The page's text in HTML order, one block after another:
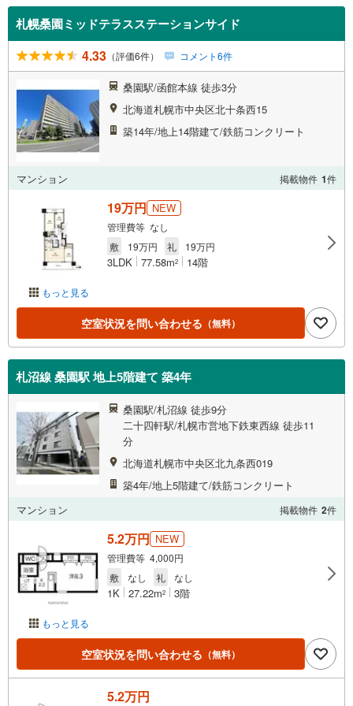
札幌桑園ミッドテラスステーションサイド
4.33 （評価6件） コメント6件
桑園駅/函館本線 徒歩3分
北海道札幌市中央区北十条西15
築14年/地上14階建て/鉄筋コンクリート
マンション 掲載物件 1件
もっと見る
19万円 NEW
管理費等 なし
敷
19万円 礼 19万円
3LDK 77.58m2 14階
空室状況を問い合わせる （無料）
札沼線 桑園駅 地上5階建て 築4年
桑園駅/札沼線 徒歩9分
二十四軒駅/札幌市営地下鉄東西線 徒歩11
分
北海道札幌市中央区北九条西019
築4年/地上5階建て/鉄筋コンクリート
マンション
掲載物件 2件
もっと見る
5.2万円 NEW
管理費等 4,000円
敷
なし 礼 なし
1K 27.22m2 3階
空室状況を問い合わせる （無料）
5.2万円